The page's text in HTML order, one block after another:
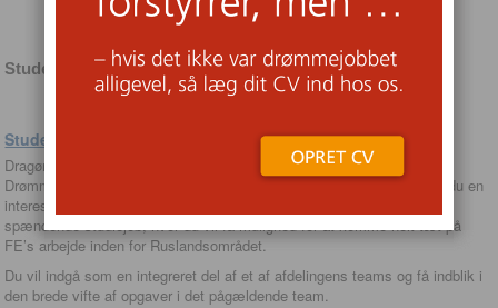
SØG STILLINGEN
Studentermedhjælpere til FE’s Ruslandsafdeling
Studentermedhjælpere til FE’s Ruslandsafdeling
Dragør
Drømmer du om at arbejde i Forsvarets Efterretningstjeneste, og har du en
interesse for Rusland som sikkerhedspolitisk aktør? Vi har lige nu et
spændende studiejob, hvor du vil få mulighed for at komme helt tæt på
FE’s arbejde inden for Ruslandsområdet.
Du vil indgå som en integreret del af et af afdelingens teams og få indblik i
den brede vifte af opgaver i det pågældende team.